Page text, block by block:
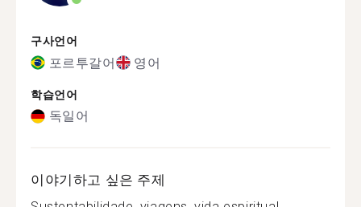
구사언어
포르투갈어 영어
학습언어
독일어
이야기하고 싶은 주제